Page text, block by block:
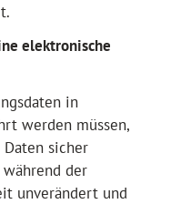
elektronische
in
werden müssen,
sicher
der
unverändert und